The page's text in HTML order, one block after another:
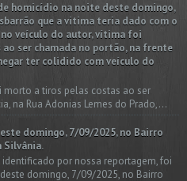
homicídio na noite deste domingo,
que a vitima teria dado com o
veículo do autor, vítima foi
ser chamada no portão, na frente
ter colidido com veículo do
a tiros pelas costas ao ser
na Rua Adonias Lemes do Prado,...
domingo, 7/09/2025, no Bairro
Silvânia.
por nossa reportagem, foi
domingo, 7/09/2025, no Bairro